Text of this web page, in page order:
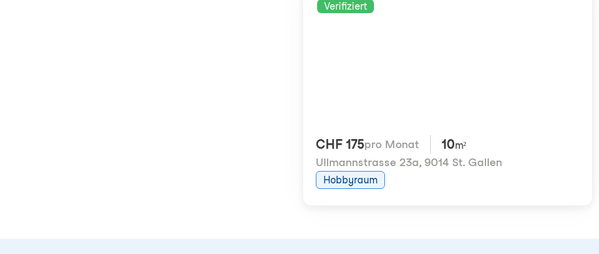
Verifiziert
CHF 175pro Monat 10m²
Ullmannstrasse 23a, 9014 St. Gallen
Hobbyraum